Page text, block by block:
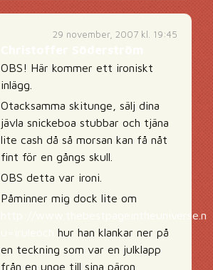
29 november, 2007 kl. 19:45
OBS! Här kommer ett ironiskt
inlägg.
Otacksamma skitunge, sälj dina
jävla snickeboa stubbar och tjäna
lite cash då så morsan kan få nåt
fint för en gångs skull.
OBS detta var ironi.
Påminner mig dock lite om
http://
hur han klankar ner på
en teckning som var en julklapp
från en unge till sina päron